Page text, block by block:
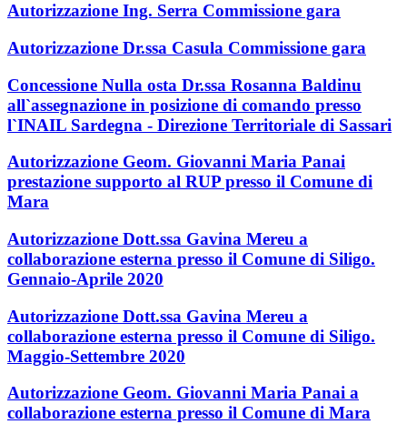
Autorizzazione Ing. Serra Commissione gara
Autorizzazione Dr.ssa Casula Commissione gara
Concessione Nulla osta Dr.ssa Rosanna Baldinu
all`assegnazione in posizione di comando presso
l`INAIL Sardegna - Direzione Territoriale di Sassari
Autorizzazione Geom. Giovanni Maria Panai
prestazione supporto al RUP presso il Comune di
Mara
Autorizzazione Dott.ssa Gavina Mereu a
collaborazione esterna presso il Comune di Siligo.
Gennaio-Aprile 2020
Autorizzazione Dott.ssa Gavina Mereu a
collaborazione esterna presso il Comune di Siligo.
Maggio-Settembre 2020
Autorizzazione Geom. Giovanni Maria Panai a
collaborazione esterna presso il Comune di Mara